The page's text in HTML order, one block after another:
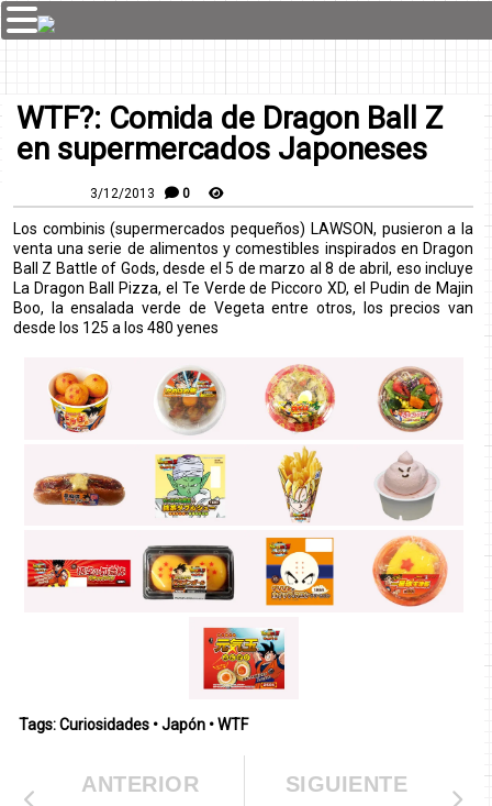
WTF?: Comida de Dragon Ball Z
en supermercados Japoneses
3/12/2013 0
Los combinis (supermercados pequeños) LAWSON, pusieron a la
venta una serie de alimentos y comestibles inspirados en Dragon
Ball Z Battle of Gods, desde el 5 de marzo al 8 de abril, eso incluye
La Dragon Ball Pizza, el Te Verde de Piccoro XD, el Pudin de Majin
Boo, la ensalada verde de Vegeta entre otros, los precios van
desde los 125 a los 480 yenes
Tags:Curiosidades •Japón •WTF
SIGUIENTE
ANTERIOR